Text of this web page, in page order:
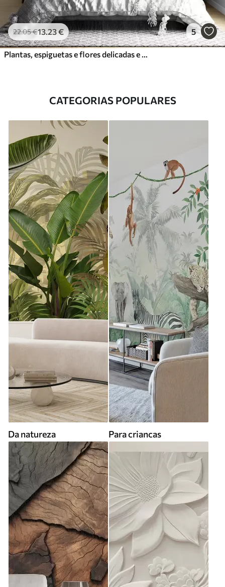
22.05€13.23€ 5
CATEGORIAS POPULARES
Da natureza Para criancas